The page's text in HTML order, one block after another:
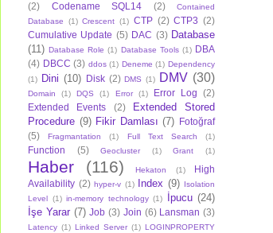
(2)
Codename SQL14 (2)
Contained
Database
(1) Crescent (1) CTP (2) CTP3 (2)
Cumulative Update (5) DAC (3) Database
(11) Database Role (1) Database Tools (1) DBA
(4) DBCC (3) ddos (1) Deneme (1) Dependency
(1)
Dini (10) Disk (2) DMS (1) DMV (30)
Domain (1) DQS (1) Error (1) Error Log
(2)
Extended Events
(2)
Extended Stored
Procedure (9) Fikir Damlası (7)
Fotoğraf
(5)
Fragmantation (1) Full Text Search (1)
Function (5) Geocluster (1) Grant (1)
Haber (116) Hekaton (1)
High
Availability (2) hyper-v (1) Index (9)
Isolation
Level
(1) in-memory technology (1) İpucu (24)
İşe Yarar (7) Job (3) Join (6) Lansman (3)
Latency (1) Linked Server (1) LOGINPROPERTY